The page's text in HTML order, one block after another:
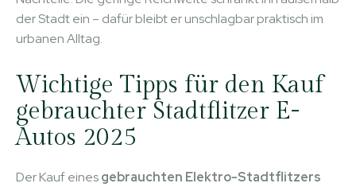
der Stadt ein – dafür bleibt er unschlagbar praktisch im
urbanen Alltag.
Wichtige Tipps für den Kauf
gebrauchter Stadtflitzer E-
Autos 2025
Der Kauf einesgebrauchten Elektro-Stadtflitzers